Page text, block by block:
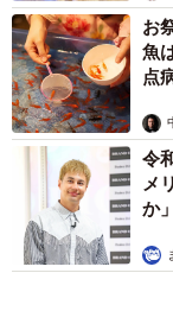
ると受け取れるコ
また、「よりを戻
して男性からは「
ト」（25歳男性）
的な声が寄せら
性）、「なにも
ころを直す」（
最後に、「より
お
魚
点
令
メ
か